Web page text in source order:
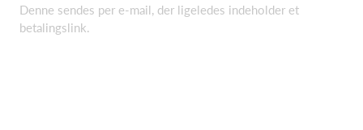
Denne sendes per e-mail, der ligeledes indeholder et
betalingslink.